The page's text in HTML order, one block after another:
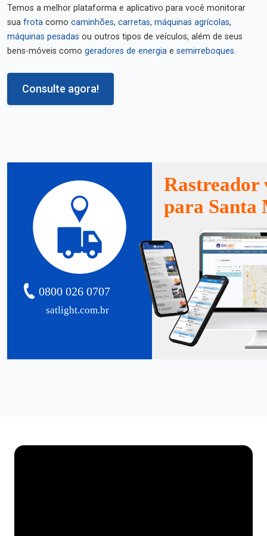
Temos a melhor plataforma e aplicativo para você monitorar
sua frota como caminhões, carretas, máquinas agrícolas,
máquinas pesadas ou outros tipos de veículos, além de seus
bens-móveis como geradores de energia e semirreboques.
Consulte agora!
satlight.com.br
0800 026 0707
Rastreador
para Santa